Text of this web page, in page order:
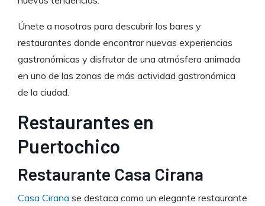
Únete a nosotros para descubrir los bares y
restaurantes donde encontrar nuevas experiencias
gastronómicas y disfrutar de una atmósfera animada
en uno de las zonas de más actividad gastronómica
de la ciudad.
Restaurantes en
Puertochico
Restaurante Casa Cirana
Casa Cirana se destaca como un elegante restaurante